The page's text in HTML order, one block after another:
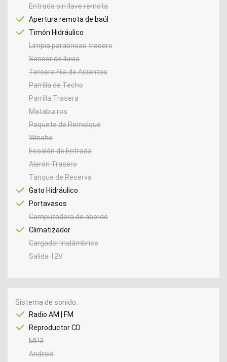
Entrada sin llave remota
Apertura remota de baúl
Timón Hidráulico
Limpia parabrisas trasero
Sensor de lluvia
Tercera Fila de Asientos
Parrilla de Techo
Parrilla Trasera
Mataburros
Paquete de Remolque
Winche
Escalón de Entrada
Alerón Trasero
Tanque de Reserva
Gato Hidráulico
Portavasos
Computadora de abordo
Climatizador
Cargador Inalámbrico
Salida 12V
Sistema de sonido
Radio AM | FM
Reproductor CD
MP3
Android